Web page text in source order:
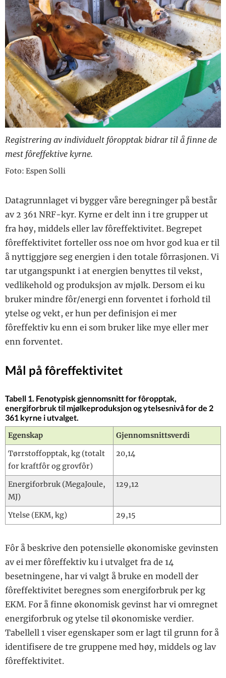
Registrering av individuelt fôropptak bidrar til å finne de
mest fôreffektive kyrne.
Foto: Espen Solli
Datagrunnlaget vi bygger våre beregninger på består
av 2 361 NRF-kyr. Kyrne er delt inn i tre grupper ut
fra høy, middels eller lav fôreffektivitet. Begrepet
fôreffektivitet forteller oss noe om hvor god kua er til
å nyttiggjøre seg energien i den totale fôrrasjonen. Vi
tar utgangspunkt i at energien benyttes til vekst,
vedlikehold og produksjon av mjølk. Dersom ei ku
bruker mindre fôr/energi enn forventet i forhold til
ytelse og vekt, er hun per definisjon ei mer
fôreffektiv ku enn ei som bruker like mye eller mer
enn forventet.
Mål på fôreffektivitet
Tabell 1. Fenotypisk gjennomsnitt for fôropptak,
energiforbruk til mjølkeproduksjon og ytelsesnivå for de 2
361 kyrne i utvalget.
Egenskap
Gjennomsnittsverdi
Tørrstoffopptak, kg (totalt
for kraftfôr og grovfôr)
20,14
Energiforbruk (MegaJoule,
MJ)
129,12
Ytelse (EKM, kg) 29,15
Fôr å beskrive den potensielle økonomiske gevinsten
av ei mer fôreffektiv ku i utvalget fra de 14
besetningene, har vi valgt å bruke en modell der
fôreffektivitet beregnes som energiforbruk per kg
EKM. For å finne økonomisk gevinst har vi omregnet
energiforbruk og ytelse til økonomiske verdier.
Tabellell 1 viser egenskaper som er lagt til grunn for å
identifisere de tre gruppene med høy, middels og lav
fôreffektivitet.